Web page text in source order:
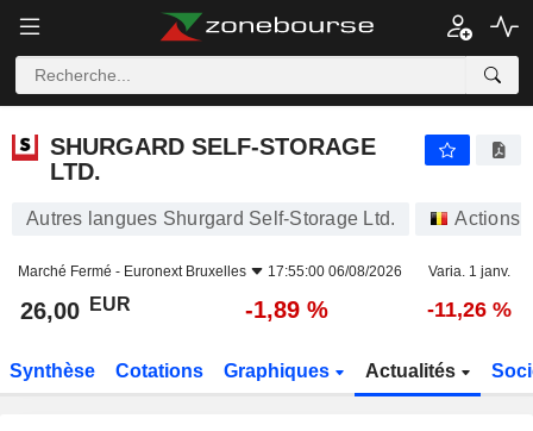
SHURGARD SELF-STORAGE
LTD.
Autres langues Shurgard Self-Storage Ltd. Actions
Marché Fermé - Euronext Bruxelles 17:55:00 06/08/2026 Varia. 1 janv.
26,00 EUR -1,89 % -11,26 %
Synthèse Cotations Graphiques Actualités